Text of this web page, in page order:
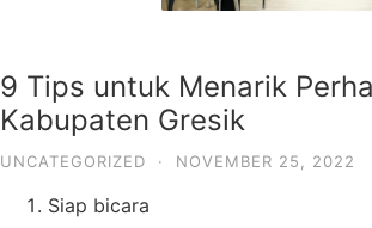
9 Tips untuk Menarik
Kabupaten Gresik
UNCATEGORIZED · NOVEMBER 25, 2022
Siap bicara